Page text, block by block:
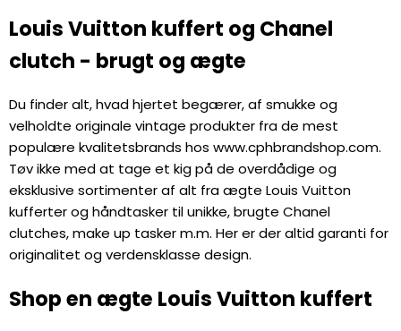
Louis Vuitton kuffert og Chanel
clutch - brugt og ægte
Du finder alt, hvad hjertet begærer, af smukke og
velholdte originale vintage produkter fra de mest
populære kvalitetsbrands hos www.cphbrandshop.com.
Tøv ikke med at tage et kig på de overdådige og
eksklusive sortimenter af alt fra ægte Louis Vuitton
kufferter og håndtasker til unikke, brugte Chanel
clutches, make up tasker m.m. Her er der altid garanti for
originalitet og verdensklasse design.
Shop en ægte Louis Vuitton kuffert